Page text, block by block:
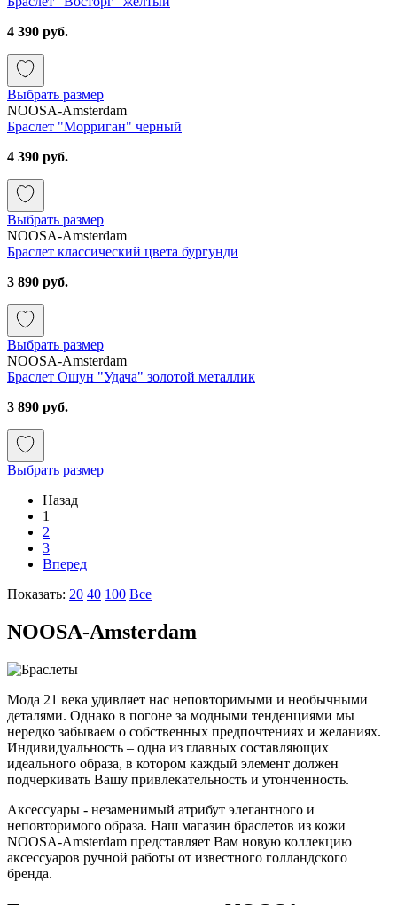
4 390 руб.
Выбрать размер
NOOSA-Amsterdam
Браслет "Морриган" черный
4 390 руб.
Выбрать размер
NOOSA-Amsterdam
Браслет классический цвета бургунди
3 890 руб.
Выбрать размер
NOOSA-Amsterdam
Браслет Ошун "Удача" золотой металлик
3 890 руб.
Выбрать размер
Назад
1
2
3
Вперед
Показать: 20 40 100 Все
NOOSA-Amsterdam
Мода 21 века удивляет нас неповторимыми и необычными
деталями. Однако в погоне за модными тенденциями мы
нередко забываем о собственных предпочтениях и желаниях.
Индивидуальность – одна из главных составляющих
идеального образа, в котором каждый элемент должен
подчеркивать Вашу привлекательность и утонченность.
Аксессуары - незаменимый атрибут элегантного и
неповторимого образа. Наш магазин браслетов из кожи
NOOSA-Amsterdam представляет Вам новую коллекцию
аксессуаров ручной работы от известного голландского
бренда.